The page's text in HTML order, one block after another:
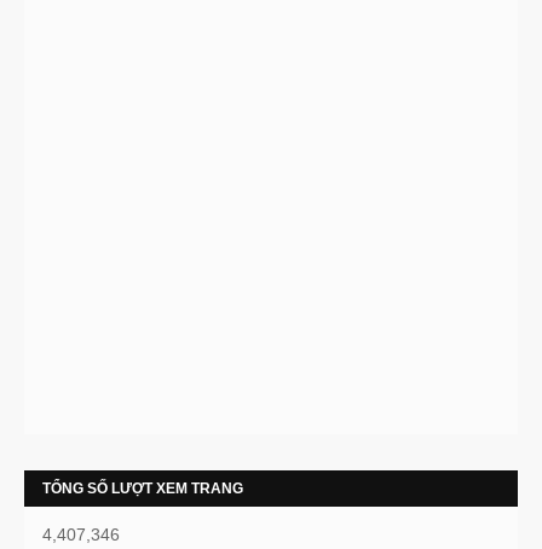
TỔNG SỐ LƯỢT XEM TRANG
4,407,346